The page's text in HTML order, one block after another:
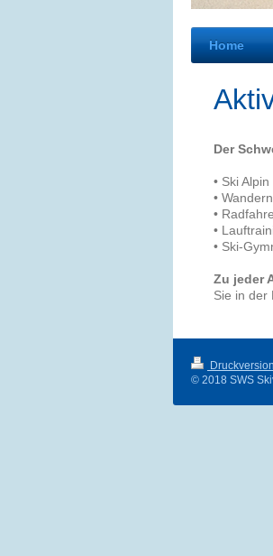
Home
Der
• Ski
• Wandern
•
•
• Ski-
Zu jeder
Sie in der
Druckversion
© 2018 SWS